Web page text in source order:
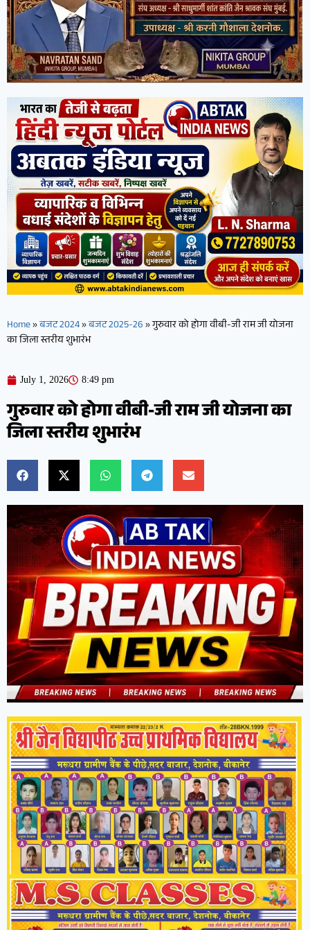
Home»बजट 2024»बजट 2025-26»गुरुवार को होगा वीबी-जी राम जी योजना
का जिला स्तरीय शुभारंभ
July 1, 2026 8:49 pm
गुरुवार को होगा वीबी-जी राम जी योजना का
जिला स्तरीय शुभारंभ